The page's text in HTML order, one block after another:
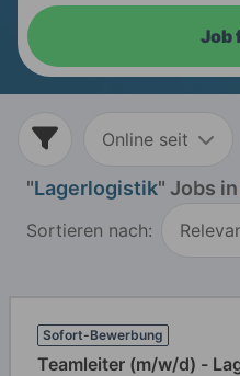
Job
Online seit
"Lagerlogistik" Jobs in
Sortieren nach:
Sofort-Bewerbung
Teamleiter (m/w/d) -